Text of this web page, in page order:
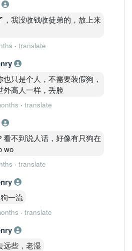
多头趋势。
压力
，但 14.50 是多年平台上沿。
控）
续
。
行
扩张
构。
，我没收钱收徒弟的，放上来
· translate
也只是个人，不需要装假狗，
外高人一样，丢脸
· translate
看不到说人话，好像有只狗在
wo
· translate
一流
· translate
远些，老湿